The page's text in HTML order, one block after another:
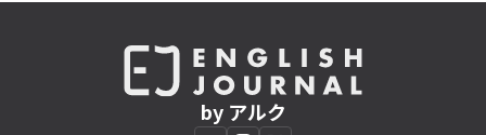
by アルク